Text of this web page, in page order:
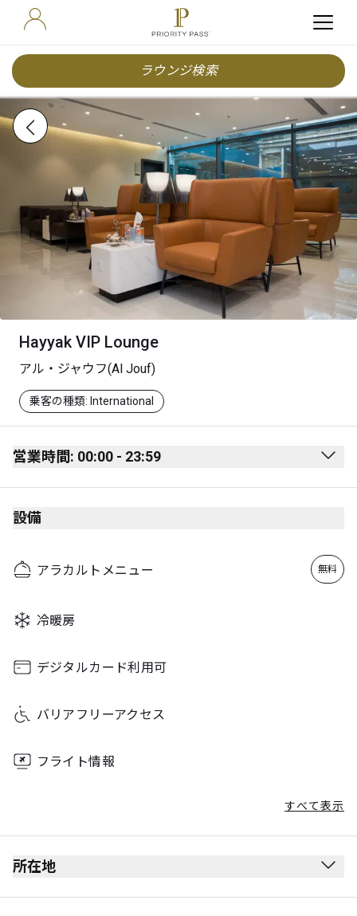
ラウンジ検索
Hayyak VIP Lounge
アル・ジャウフ(Al Jouf)
乗客の種類: International
営業時間: 00:00 - 23:59
Monday 00:00 - 23:59
Tuesday
Thursday 00:00 - 23:59
Sunday
設備
アラカルトメニュー 無料
冷暖房
デジタルカード利用可
バリアフリーアクセス
フライト情報
すべて表示
所在地
出発ロビー